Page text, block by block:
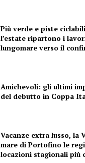
Più verde e piste
l’estate ripartono i
lungomare verso il
Amichevoli: gli ultimi
del debutto in Coppa
Vacanze extra lusso, la
mare di Portofino le
locazioni stagionali più